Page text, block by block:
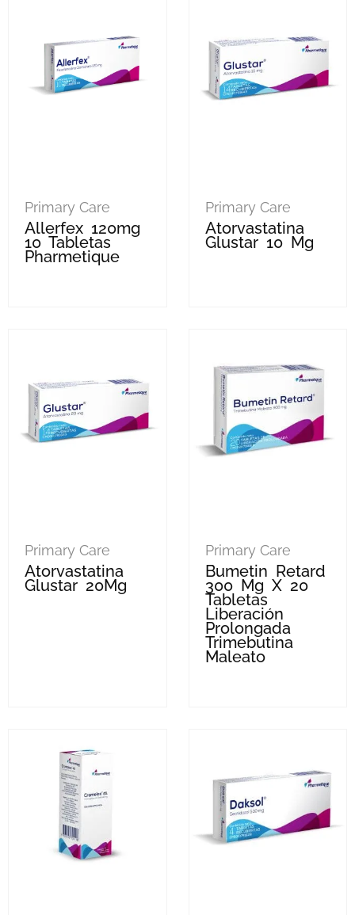
Primary Care
Allerfex 120mg
10 Tabletas
Pharmetique
Primary Care
Atorvastatina
Glustar 10 Mg
Primary Care
Atorvastatina
Glustar 20Mg
Primary Care
Bumetin Retard
300 Mg X 20
Tabletas
Liberación
Prolongada
Trimebutina
Maleato